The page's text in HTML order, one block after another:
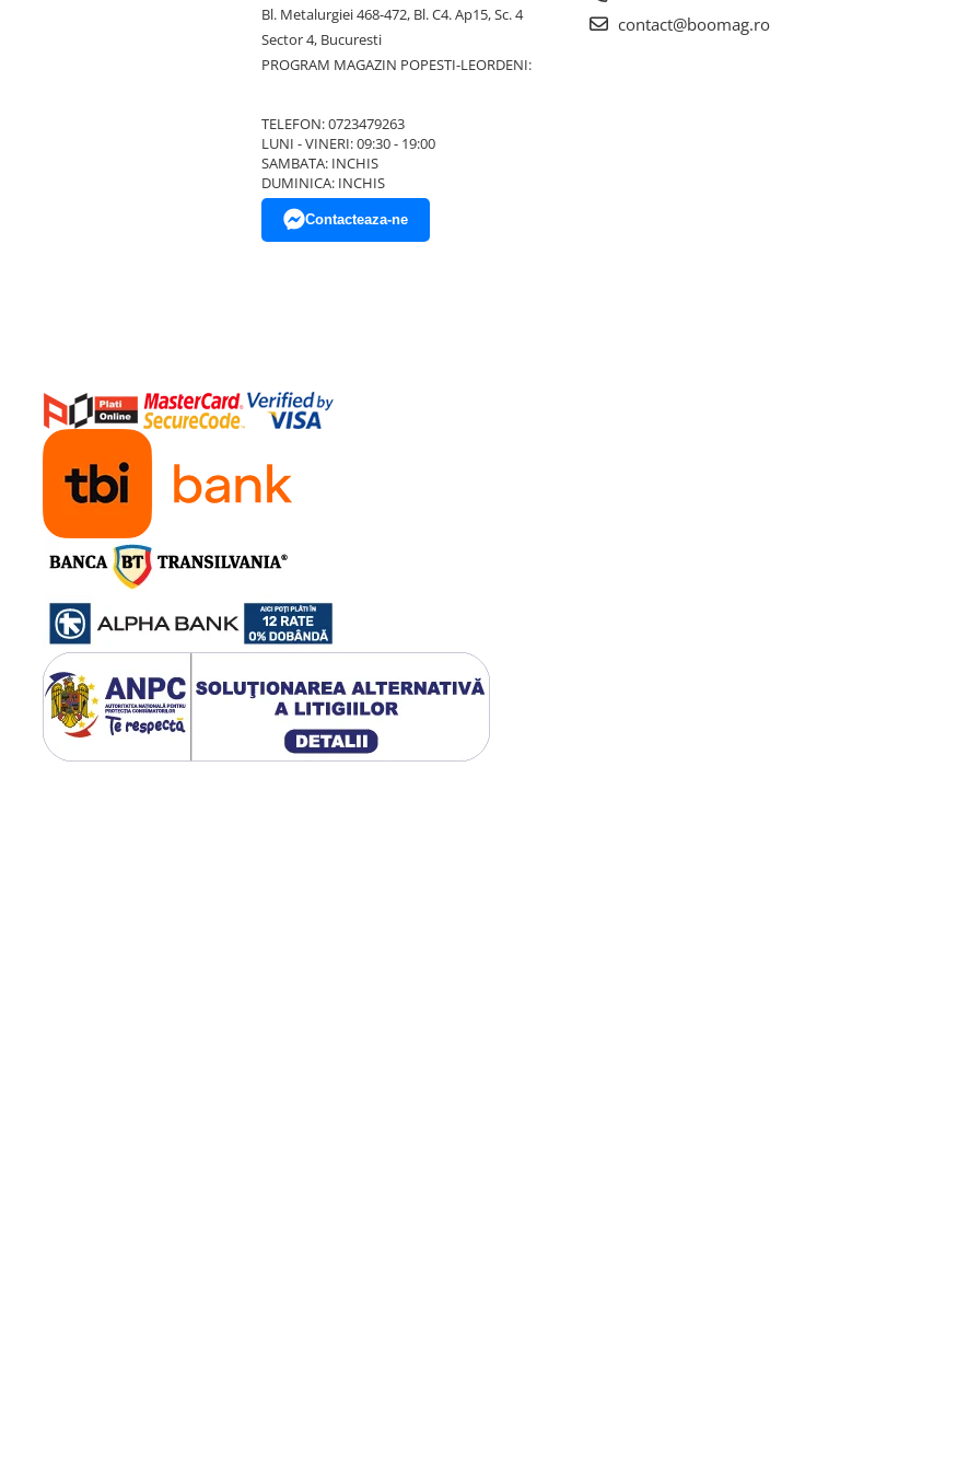
Bl. Metalurgiei 468-472, Bl. C4. Ap15, Sc. 4
Sector 4, Bucuresti
PROGRAM MAGAZIN POPESTI-LEORDENI:
TELEFON: 0723479263
LUNI - VINERI: 09:30 - 19:00
SAMBATA: INCHIS
DUMINICA: INCHIS
Contacteaza-ne
contact@boomag.ro